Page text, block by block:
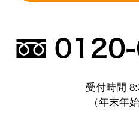
当サイトやミモザ株式会
様には、業務上適正な内
便・電話等によってご連
尚、お客様から弊社にご
でも、こうしたコンタク
受付時間
（年末年